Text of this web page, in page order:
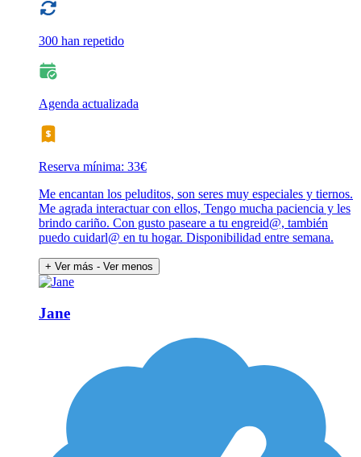
300 han repetido
Agenda actualizada
Reserva mínima: 33€
Me encantan los peluditos, son seres muy especiales y tiernos.
Me agrada interactuar con ellos, Tengo mucha paciencia y les
brindo cariño. Con gusto paseare a tu engreid@, también
puedo cuidarl@ en tu hogar. Disponibilidad entre semana.
+ Ver más - Ver menos
Jane